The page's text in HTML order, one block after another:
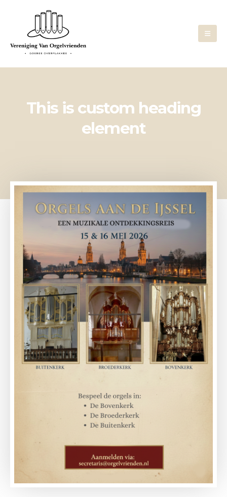
This is custom heading
element